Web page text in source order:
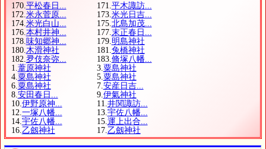
170.平松春日... 171.平木諏訪...
172.米永菅原... 173.米光日吉...
174.米光白山... 175.北島加茂...
176.本村井神... 177.末正春日...
178.味知郷神... 179.明島神社
180.木滑神社 181.兔橋神社
182.夛伎奈弥... 183.脩塚八幡...
1.葦原神社 3.粟島神社
4.粟島神社 5.粟島神社
6.粟島神社 7.安産日吉...
8.安田春日... 9.伊氣神社
10.伊野原神... 11.井関諏訪...
12.一塚八幡... 13.宇佐八幡...
14.宇佐八幡... 15.運上出合...
16.乙劔神社 17.乙劔神社